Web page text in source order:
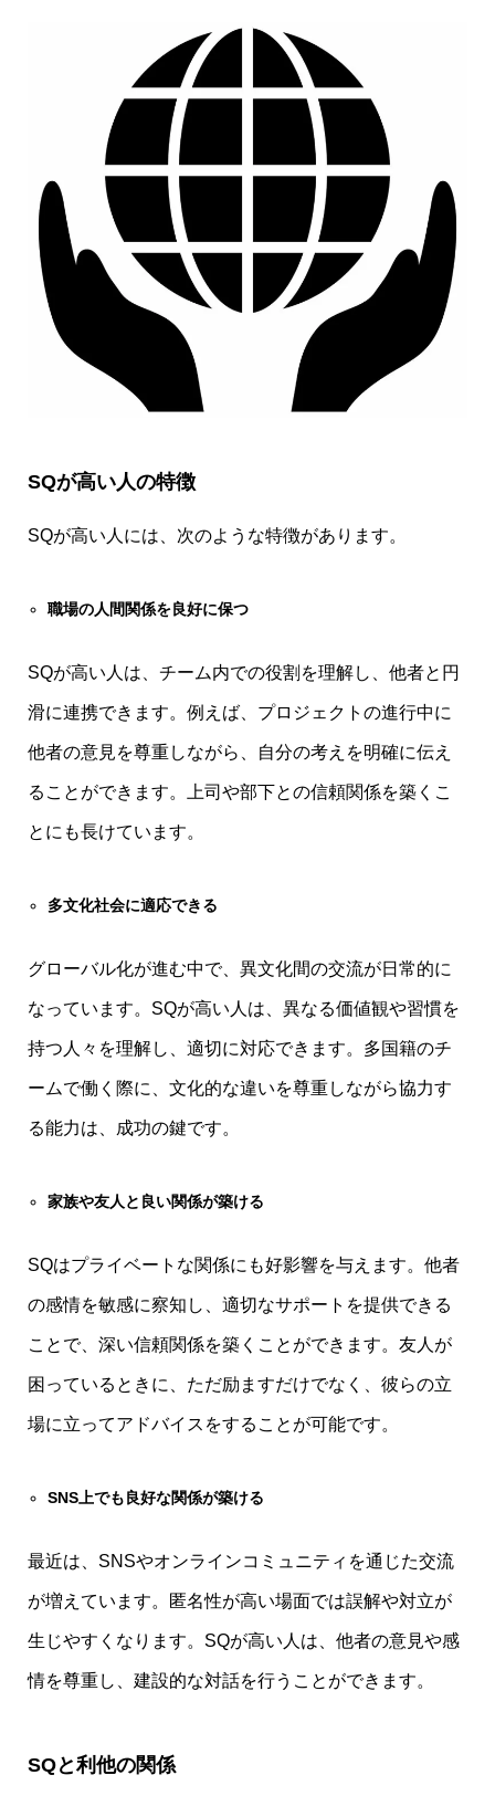
SQが高い人の特徴
SQが高い人には、次のような特徴があります。
職場の人間関係を良好に保つ
SQが高い人は、チーム内での役割を理解し、他者と円
滑に連携できます。例えば、プロジェクトの進行中に
他者の意見を尊重しながら、自分の考えを明確に伝え
ることができます。上司や部下との信頼関係を築くこ
とにも長けています。
多文化社会に適応できる
グローバル化が進む中で、異文化間の交流が日常的に
なっています。SQが高い人は、異なる価値観や習慣を
持つ人々を理解し、適切に対応できます。多国籍のチ
ームで働く際に、文化的な違いを尊重しながら協力す
る能力は、成功の鍵です。
家族や友人と良い関係が築ける
SQはプライベートな関係にも好影響を与えます。他者
の感情を敏感に察知し、適切なサポートを提供できる
ことで、深い信頼関係を築くことができます。友人が
困っているときに、ただ励ますだけでなく、彼らの立
場に立ってアドバイスをすることが可能です。
SNS上でも良好な関係が築ける
最近は、SNSやオンラインコミュニティを通じた交流
が増えています。匿名性が高い場面では誤解や対立が
生じやすくなります。SQが高い人は、他者の意見や感
情を尊重し、建設的な対話を行うことができます。
SQと利他の関係